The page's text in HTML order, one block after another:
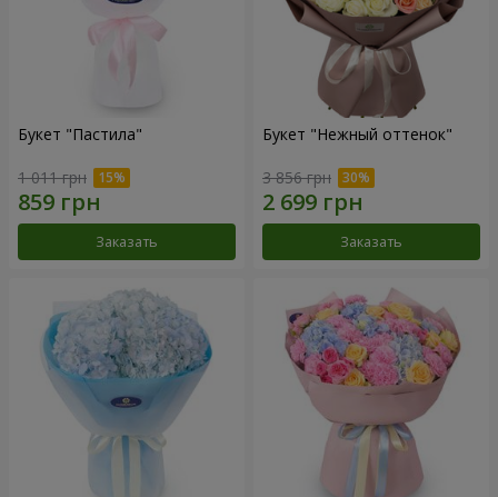
Букет "Пастила"
1 011 грн
Заказать
Букет "Нежный оттенок"
3 856 грн
Заказать